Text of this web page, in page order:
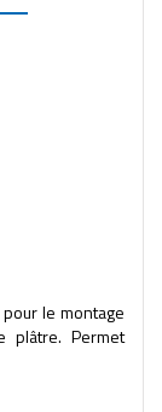
le montage
plâtre. Permet